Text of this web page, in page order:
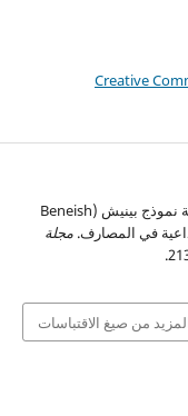
Creative
أ‌. عرفات محمد البشير الجغلي. (2025). مدى أهمية نموذج بينيش (Beneish
مجلة
من صيغ الاقتباسات